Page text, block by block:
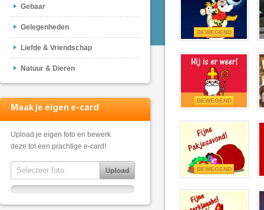
Gebaar
Gelegenheden
Liefde & Vriendschap
Natuur & Dieren
Maak je eigen e-card
Upload je eigen foto en bewerk
deze tot een prachtige e-card!
BEWEGEND
BEWEGEND
BEWEGEND